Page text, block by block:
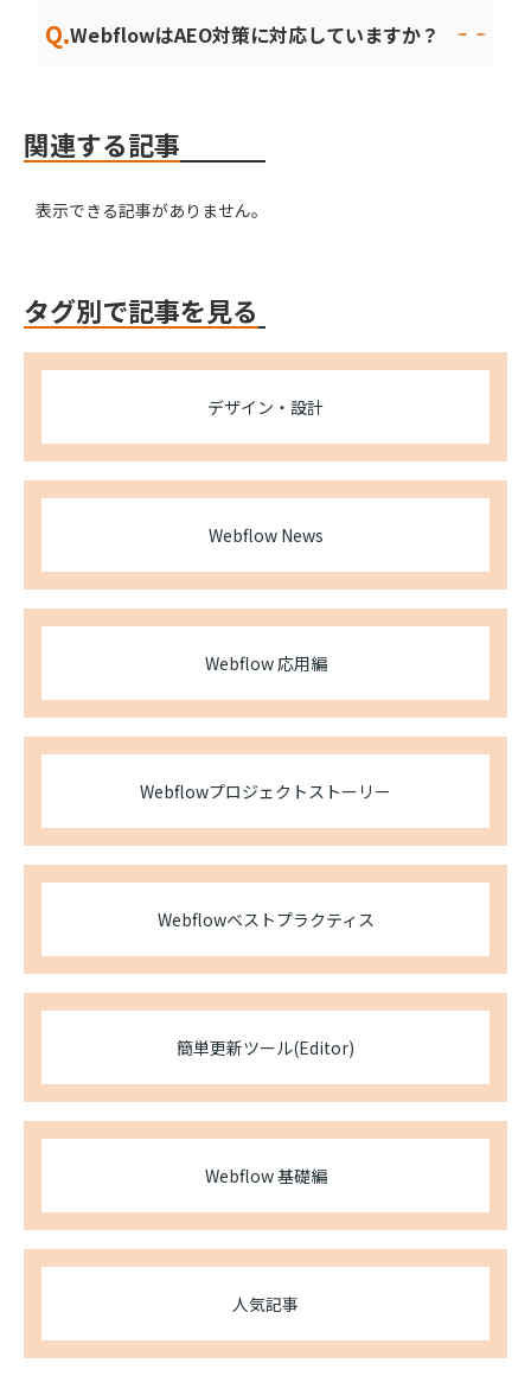
Q.WebflowはAEO対策に対応していますか？
関連する記事
表示できる記事がありません。
タグ別で記事を見る
デザイン・設計
Webflow News
Webflow 応用編
Webflowプロジェクトストーリー
Webflowベストプラクティス
簡単更新ツール(Editor)
Webflow 基礎編
人気記事